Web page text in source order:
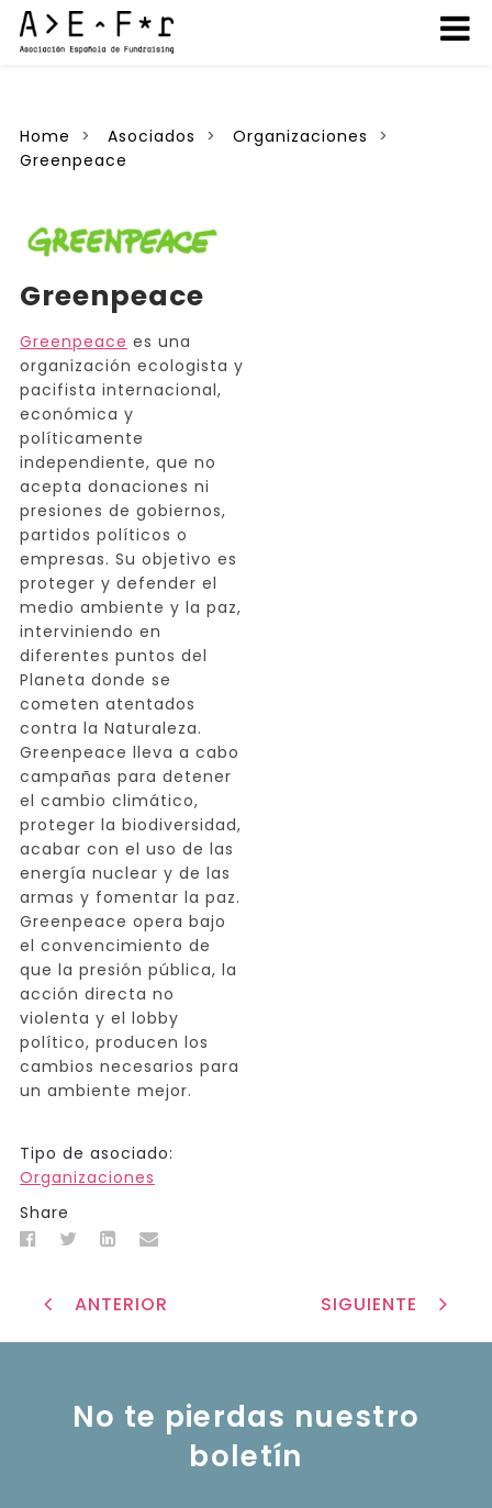
Home Asociados
Organizaciones
Greenpeace
Greenpeace
Greenpeace es una
organización ecologista y
pacifista internacional,
económica y
políticamente
independiente, que no
acepta donaciones ni
presiones de gobiernos,
partidos políticos o
empresas. Su objetivo es
proteger y defender el
medio ambiente y la paz,
interviniendo en
diferentes puntos del
Planeta donde se
cometen atentados
contra la Naturaleza.
Greenpeace lleva a cabo
campañas para detener
el cambio climático,
proteger la biodiversidad,
acabar con el uso de las
energía nuclear y de las
armas y fomentar la paz.
Greenpeace opera bajo
el convencimiento de
que la presión pública, la
acción directa no
violenta y el lobby
político, producen los
cambios necesarios para
un ambiente mejor.
Tipo de asociado:
Organizaciones
Share
ANTERIOR SIGUIENTE
No te pierdas nuestro
boletín